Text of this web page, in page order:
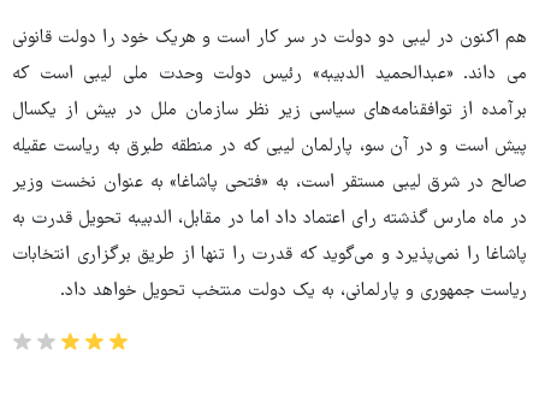
هم اکنون در لیبی دو دولت در سر کار است و هریک خود را دولت قانونی
می داند. «عبدالحمید الدبیبه» رئیس دولت وحدت ملی لیبی است که
برآمده از توافقنامه‌های سیاسی زیر نظر سازمان ملل در بیش از یکسال
پیش است و در آن سو، پارلمان لیبی که در منطقه طبرق به ریاست عقیله
صالح در شرق لیبی مستقر است، به «فتحی پاشاغا» به عنوان نخست وزیر
در ماه مارس گذشته رای اعتماد داد اما در مقابل، الدبیبه تحویل قدرت به
پاشاغا را نمی‌پذیرد و می‌گوید که قدرت را تنها از طریق برگزاری انتخابات
ریاست جمهوری و پارلمانی، به یک دولت منتخب تحویل خواهد داد.